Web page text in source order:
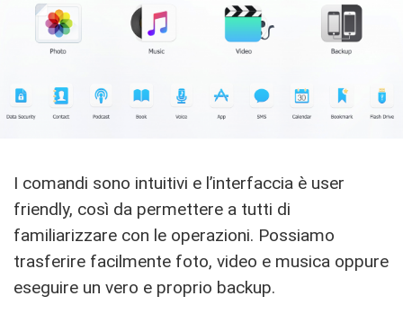
I comandi sono intuitivi e l’interfaccia è user
friendly, così da permettere a tutti di
familiarizzare con le operazioni. Possiamo
trasferire facilmente foto, video e musica oppure
eseguire un vero e proprio backup.